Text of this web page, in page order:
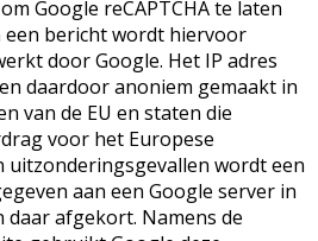
Google reCAPTCHA te laten
een bericht wordt hiervoor
door Google. Het IP adres
daardoor anoniem gemaakt in
van de EU en staten die
voor het Europese
uitzonderingsgevallen wordt een
aan een Google server in
daar afgekort. Namens de